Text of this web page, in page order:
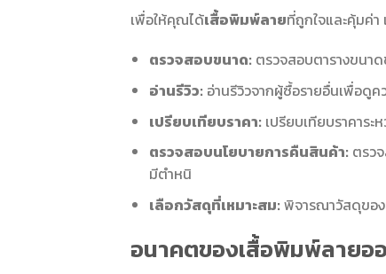
เพื่อให้คุณได้เสื้อพิมพ์ลายที่ถูกใจและคุ้มค่
ตรวจสอบขนาด: ตรวจสอบตารางขนา
อ่านรีวิว: อ่านรีวิวจากผู้ซื้อรายอื่นเพื่อดู
เปรียบเทียบราคา: เปรียบเทียบราคาระ
ตรวจสอบนโยบายการคืนสินค้า: ตรว
มีตำหนิ
เลือกวัสดุที่เหมาะสม: พิจารณาวัสดุของ
อนาคตของเสื้อพิมพ์ลายอ